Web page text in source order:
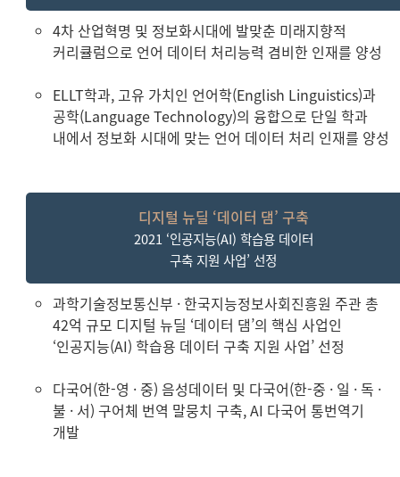
4차 산업혁명 및 정보화시대에 발맞춘 미래지향적
커리큘럼으로 언어 데이터 처리능력 겸비한 인재를 양성
ELLT학과, 고유 가치인 언어학(English Linguistics)과
공학(Language Technology)의 융합으로 단일 학과
내에서 정보화 시대에 맞는 언어 데이터 처리 인재를 양성
디지털 뉴딜 ‘데이터 댐’ 구축
2021 ‘인공지능(AI) 학습용 데이터
구축 지원 사업’ 선정
과학기술정보통신부 · 한국지능정보사회진흥원 주관 총
42억 규모 디지털 뉴딜 ‘데이터 댐’의 핵심 사업인
‘인공지능(AI) 학습용 데이터 구축 지원 사업’ 선정
다국어(한-영 · 중) 음성데이터 및 다국어(한-중 · 일 · 독 ·
불 · 서) 구어체 번역 말뭉치 구축, AI 다국어 통번역기
개발